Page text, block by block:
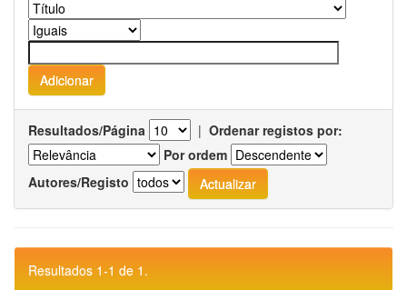
Resultados/Página | Ordenar registos por:
Por ordem
Autores/Registo
Resultados 1-1 de 1.